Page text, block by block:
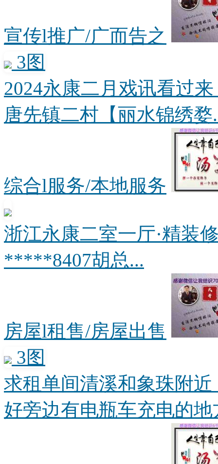
宣传l推广/广而告之
3图
2024永康二月戏讯看过
唐先镇二村【丽水锦绣婺
综合l服务/本地服务
浙江永康二室一厅·精装
*****8407胡总...
房屋l租售/房屋出售
3图
求租单间清溪和象珠附
好旁边有电瓶车充电的地